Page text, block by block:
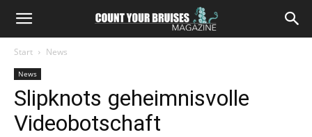
Start News
News
Slipknots geheimnisvolle
Videobotschaft